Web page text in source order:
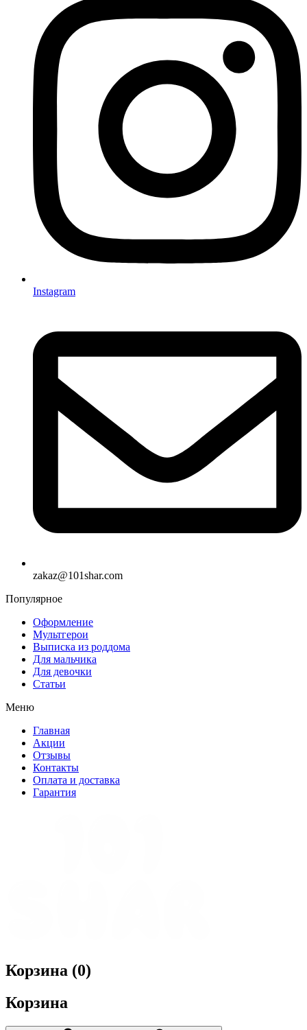
Instagram
zakaz@101shar.com
Популярное
Оформление
Мультгерои
Выписка из роддома
Для мальчика
Для девочки
Статьи
Меню
Главная
Акции
Отзывы
Контакты
Оплата и доставка
Гарантия
Корзина (0)
Корзина